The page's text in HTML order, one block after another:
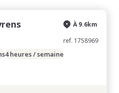
À 9.6km
ref. 1758969
4 heures / semaine